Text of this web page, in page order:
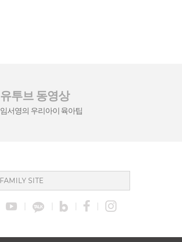
유투브 동영상
임서영의 우리아이 육아팁